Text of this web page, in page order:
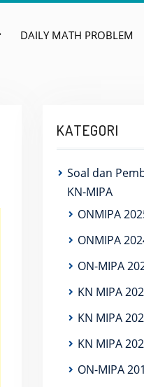
DAILY MATH PROBLEM
KATEGORI
Soal dan
KN-MIPA
ONMIPA
ONMIPA
ON-MIPA
KN MIPA
KN MIPA
KN MIPA
ON-MIPA